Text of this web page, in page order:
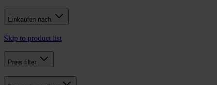
Einkaufen nach
Skip to product list
Preis filter